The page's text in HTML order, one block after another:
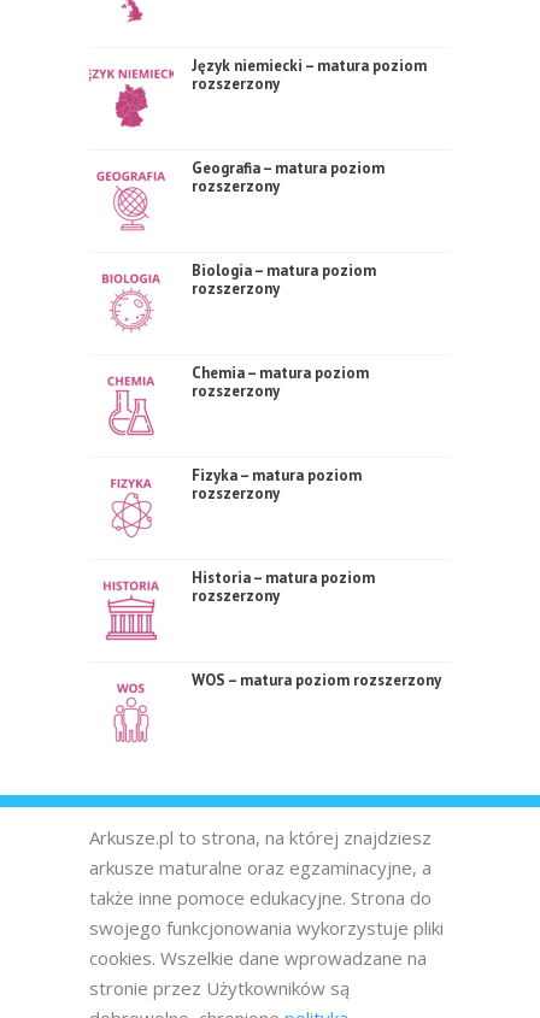
Język niemiecki – matura poziom
rozszerzony
Geografia – matura poziom
rozszerzony
Biologia – matura poziom
rozszerzony
Chemia – matura poziom
rozszerzony
Fizyka – matura poziom
rozszerzony
Historia – matura poziom
rozszerzony
WOS – matura poziom rozszerzony
Arkusze.pl to strona, na której znajdziesz
arkusze maturalne oraz egzaminacyjne, a
także inne pomoce edukacyjne. Strona do
swojego funkcjonowania wykorzystuje pliki
cookies. Wszelkie dane wprowadzane na
stronie przez Użytkowników są